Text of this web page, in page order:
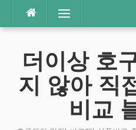
츠
메뉴
더이상 호
지 않아 직
비교